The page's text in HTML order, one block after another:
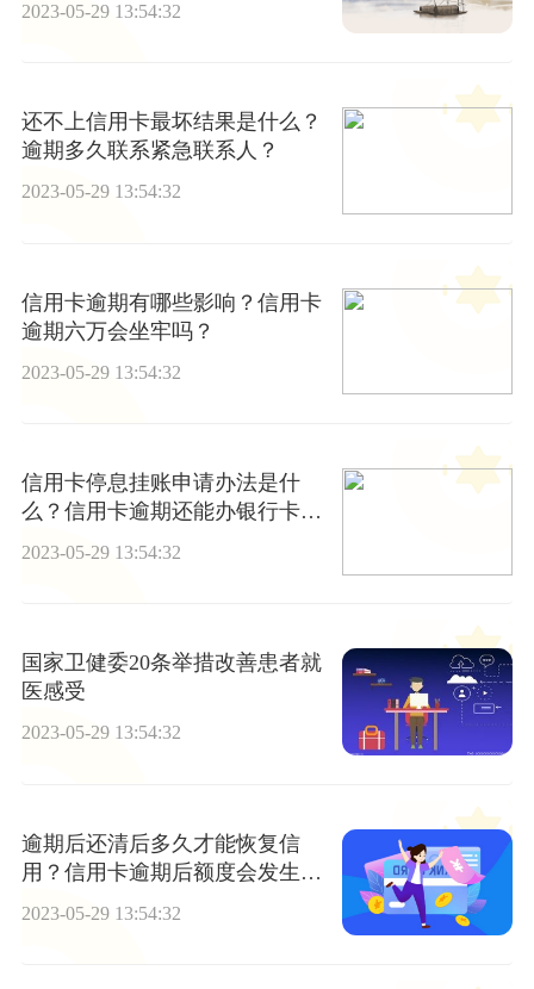
2023-05-29 13:54:32
还不上信用卡最坏结果是什么？
逾期多久联系紧急联系人？
2023-05-29 13:54:32
信用卡逾期有哪些影响？信用卡
逾期六万会坐牢吗？
2023-05-29 13:54:32
信用卡停息挂账申请办法是什
么？信用卡逾期还能办银行卡
2023-05-29 13:54:32
国家卫健委20条举措改善患者就
医感受
2023-05-29 13:54:32
逾期后还清后多久才能恢复信
用？信用卡逾期后额度会发生变
2023-05-29 13:54:32